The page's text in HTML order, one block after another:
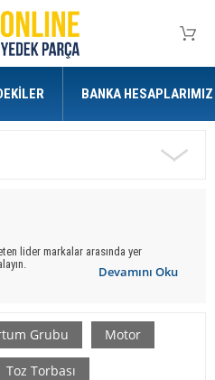
BANKA HESAPLARIMIZ
Devamını Oku
lider markalar arasında yer
Grubu Motor
Toz Torbası